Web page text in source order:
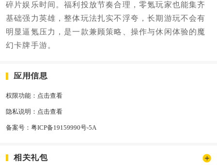
碎片娱乐时间。福利投放节奏合理，零氪玩家也能集齐
基础强力英雄，整体玩法扎实不浮夸，长期游玩不会有
明显逼氪压力，是一款兼顾策略、操作与休闲体验的魔
幻卡牌手游。
应用信息
权限功能： 点击查看
隐私说明： 点击查看
备案号： 粤ICP备19159990号-5A
相关礼包